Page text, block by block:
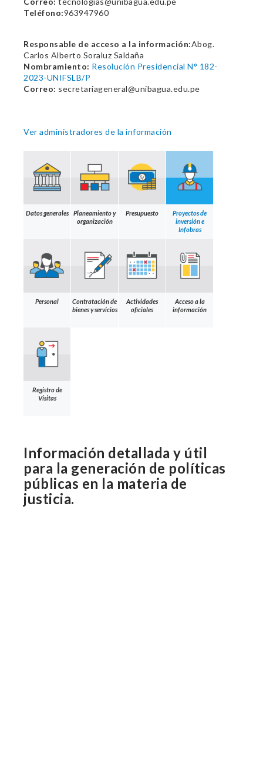
Teléfono:963947960
Responsable de acceso a la información:Abog.
Carlos Alberto Soraluz Saldaña
Nombramiento: Resolución Presidencial N° 182-
2023-UNIFSLB/P
Correo: secretariageneral@unibagua.edu.pe
Ver administradores de la información
Datos generales
Planeamiento y
organización
Presupuesto
Proyectos de
inversión e
Infobras
Personal
Contratación de
bienes y servicios
Actividades
oficiales
Acceso a la
información
Registro de
Visitas
Información detallada y útil
para la generación de políticas
públicas en la materia de
justicia.